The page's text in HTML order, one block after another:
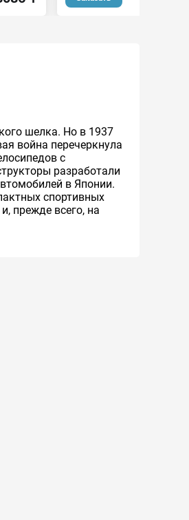
шелка. Но в 1937
война перечеркнула
с
разработали
в Японии.
спортивных
прежде всего, на